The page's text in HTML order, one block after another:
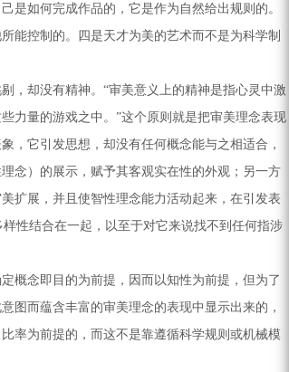
是如何完成作品的，它是作为自然给出规则的。
能控制的。四是天才为美的艺术而不是为科学制
却没有精神。“审美意义上的精神是指心灵中激
力量的游戏之中。”这个原则就是把审美理念表现
，它引发思想，却没有任何概念能与之相适合，
念）的展示，赋予其客观实在性的外观；另一方
扩展，并且使智性理念能力活动起来，在引发表
性结合在一起，以至于对它来说找不到任何指涉
概念即目的为前提，因而以知性为前提，但为了
图而蕴含丰富的审美理念的表现中显示出来的，
率为前提的，而这不是靠遵循科学规则或机械模